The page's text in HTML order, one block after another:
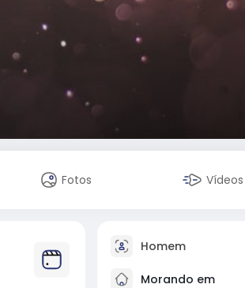
Fotos Vídeos
Homem
Morando em